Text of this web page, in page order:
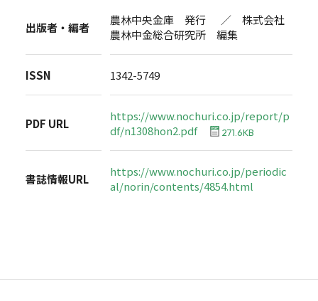
出版者・編者
農林中央金庫 発行 ／ 株式会社
農林中金総合研究所 編集
ISSN 1342-5749
PDF URL
https://www.nochuri.co.jp/report/p
df/n1308hon2.pdf
271.6KB
書誌情報URL
https://www.nochuri.co.jp/periodic
al/norin/contents/4854.html